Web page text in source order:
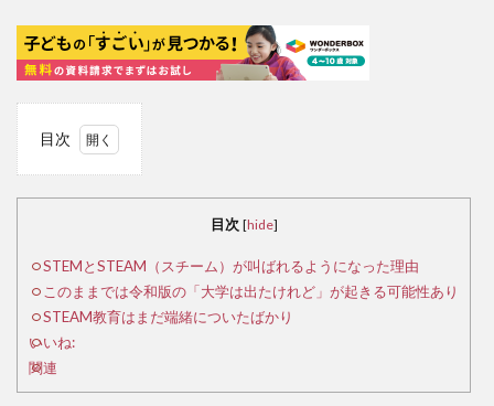
目次
叫ばれるよ
うになった
理由
2
こ
のま
目次 [hide]
STEMとSTEAM（スチーム）が叫ばれるようになった理由
このままでは令和版の「大学は出たけれど」が起きる可能性あり
STEAM教育はまだ端緒についたばかり
いいね:
関連